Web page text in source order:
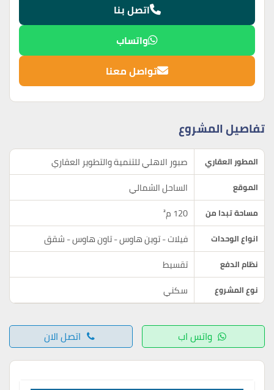
اتصل بنا
واتساب
تواصل معنا
تفاصيل المشروع
المطور العقاري صبور الاهلي للتنمية والتطوير العقاري
الموقع الساحل الشمالي
مساحة تبدا من 120 م²
انواع الوحدات فيلات - توين هاوس - تاون هاوس - شقق
نظام الدفع تقسيط
نوع المشروع سكني
واتس اب اتصل الان